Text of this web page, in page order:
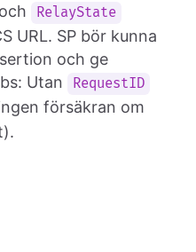
och RelayState
URL. SP bör kunna
och ge
Utan
RequestID
försäkran om